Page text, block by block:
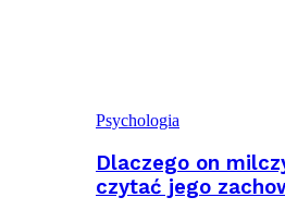
Psychologia
Dlaczego on
czytać jego